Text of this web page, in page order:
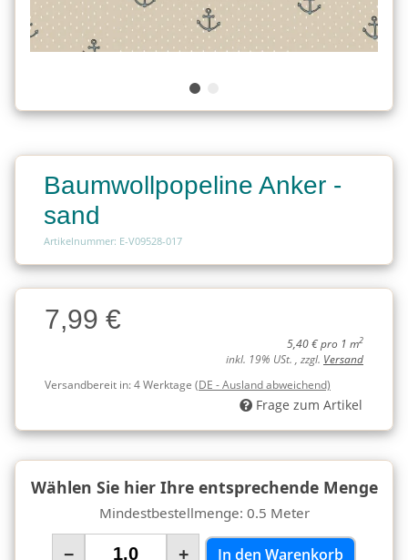
Baumwollpopeline Anker -
sand
Artikelnummer: E-V09528-017
Charge
Charge7,99 €
5,40 € pro 1 m2
inkl. 19% USt. , zzgl. Versand
Versandbereit in:4 Werktage (DE - Ausland abweichend)
Frage zum Artikel
Wählen Sie hier Ihre entsprechende Menge
Mindestbestellmenge: 0.5 Meter
− + In den Warenkorb